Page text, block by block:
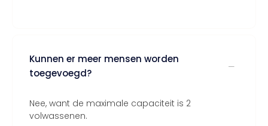
Kunnen er meer mensen worden
toegevoegd?
Nee, want de maximale capaciteit is 2
volwassenen.